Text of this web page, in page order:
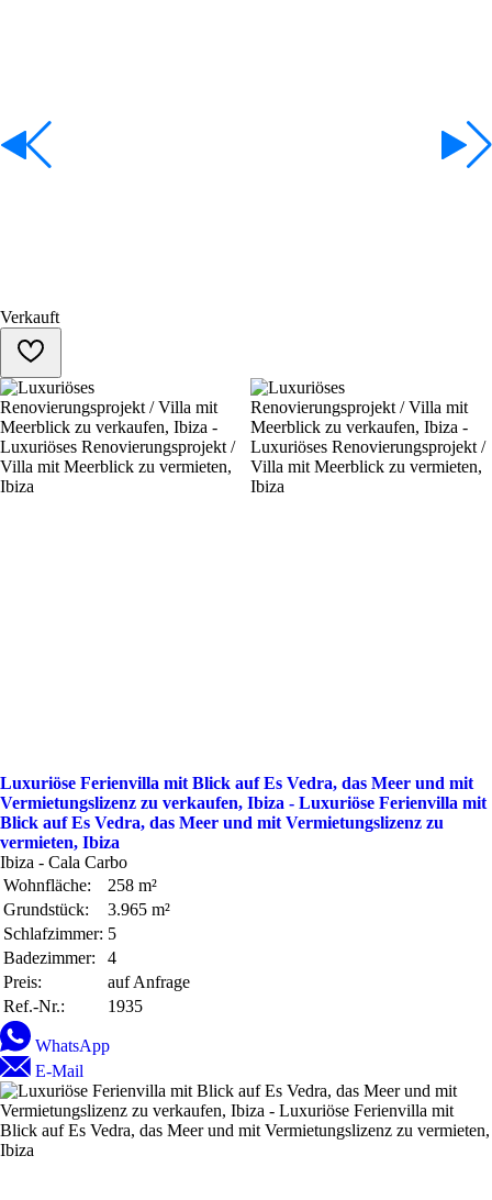
Verkauft
Luxuriöse Ferienvilla mit Blick auf Es Vedra, das Meer und mit
Vermietungslizenz zu verkaufen, Ibiza - Luxuriöse Ferienvilla mit
Blick auf Es Vedra, das Meer und mit Vermietungslizenz zu
vermieten, Ibiza
Ibiza - Cala Carbo
Wohnfläche:
258 m²
Grundstück:
3.965 m²
Schlafzimmer: 5
Badezimmer:
4
Preis:
auf Anfrage
Ref.-Nr.:
1935
WhatsApp
E-Mail